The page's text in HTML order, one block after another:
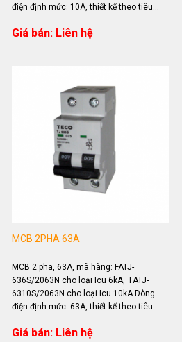
điện định mức: 10A, thiết kế theo tiêu
Giá bán: Liên hệ
MCB 2PHA 63A
MCB 2 pha, 63A, mã hàng: FATJ-
636S/2063N cho loại Icu 6kA, FATJ-
6310S/2063N cho loại Icu 10kA Dòng
điện định mức: 63A, thiết kế theo tiêu
Giá bán: Liên hệ